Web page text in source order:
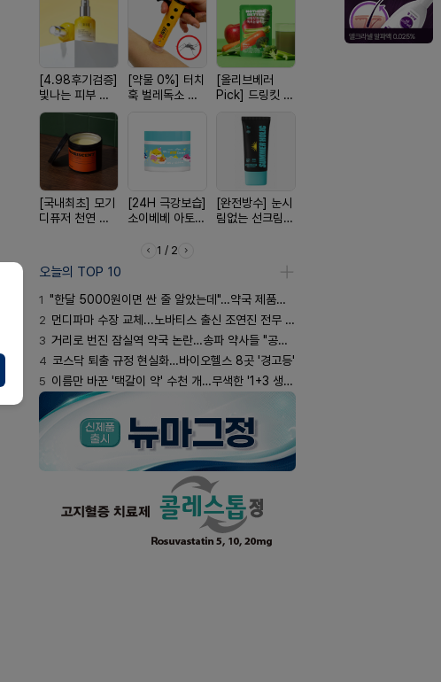
[4.98후기검증]
빛나는 피부 오
브링 세럼
[약물 0%] 터치
훅 벌레독소 흡
[올리브베러
Pick] 드링킷 건
[국내최초] 모기
디퓨저 천연 계
[24H 극강보습]
소이베베 아토
[완전방수] 눈시
림없는 선크림
1 / 2
오늘의 TOP 10
1 "한달 5000원이면 싼 줄 알았는데"…약국 제품과 비교해보니
2 먼디파마 수장 교체...노바티스 출신 조연진 전무 내정
3 거리로 번진 잠실역 약국 논란…송파 약사들 "공공성 훼손"
4 코스닥 퇴출 규정 현실화…바이오헬스 8곳 '경고등'
5 이름만 바꾼 '택갈이 약' 수천 개…무색한 '1+3 생동'